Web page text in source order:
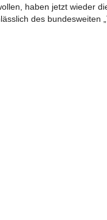
haben jetzt wieder
des bundesweiten